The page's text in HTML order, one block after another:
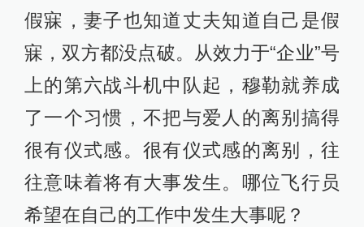
假寐，妻子也知道丈夫知道自己是假
寐，双方都没点破。从效力于“企业”号
上的第六战斗机中队起，穆勒就养成
了一个习惯，不把与爱人的离别搞得
很有仪式感。很有仪式感的离别，往
往意味着将有大事发生。哪位飞行员
希望在自己的工作中发生大事呢？